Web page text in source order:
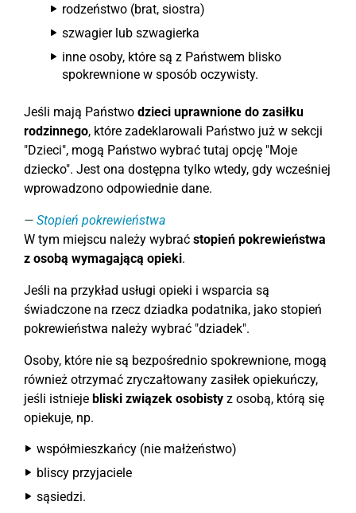
rodzeństwo (brat, siostra)
szwagier lub szwagierka
inne osoby, które są z Państwem blisko
spokrewnione w sposób oczywisty.
Jeśli mają Państwo dzieci uprawnione do zasiłku
rodzinnego, które zadeklarowali Państwo już w sekcji
"Dzieci", mogą Państwo wybrać tutaj opcję "Moje
dziecko". Jest ona dostępna tylko wtedy, gdy wcześniej
wprowadzono odpowiednie dane.
Stopień pokrewieństwa
W tym miejscu należy wybrać stopień pokrewieństwa
z osobą wymagającą opieki.
Jeśli na przykład usługi opieki i wsparcia są
świadczone na rzecz dziadka podatnika, jako stopień
pokrewieństwa należy wybrać "dziadek".
Osoby, które nie są bezpośrednio spokrewnione, mogą
również otrzymać zryczałtowany zasiłek opiekuńczy,
jeśli istnieje bliski związek osobisty z osobą, którą się
opiekuje, np.
współmieszkańcy (nie małżeństwo)
bliscy przyjaciele
sąsiedzi.